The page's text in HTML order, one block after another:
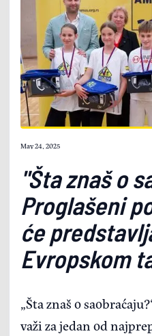
May 24, 2025
"Šta znaš o
Proglašeni
će
Evropskom
„Šta znaš o
važi za jedan od